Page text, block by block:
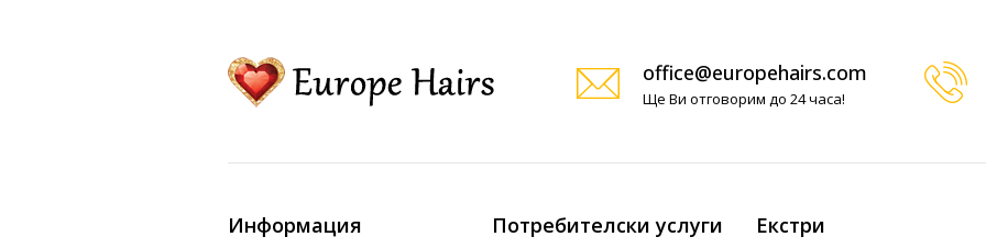
office@europehairs.com
Ще Ви отговорим до 24 часа!
Информация Потребителски услуги Екстри